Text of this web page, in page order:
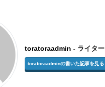
toratoraadmin - ライター
toratoraadminの書いた記事を見る